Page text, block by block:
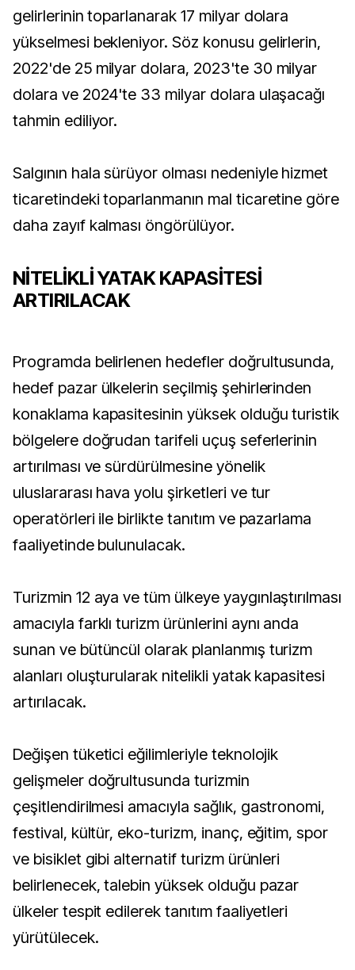
gelirlerinin toparlanarak 17 milyar dolara
yükselmesi bekleniyor. Söz konusu gelirlerin,
2022'de 25 milyar dolara, 2023'te 30 milyar
dolara ve 2024'te 33 milyar dolara ulaşacağı
tahmin ediliyor.
Salgının hala sürüyor olması nedeniyle hizmet
ticaretindeki toparlanmanın mal ticaretine göre
daha zayıf kalması öngörülüyor.
NİTELİKLİ YATAK KAPASİTESİ
ARTIRILACAK
Programda belirlenen hedefler doğrultusunda,
hedef pazar ülkelerin seçilmiş şehirlerinden
konaklama kapasitesinin yüksek olduğu turistik
bölgelere doğrudan tarifeli uçuş seferlerinin
artırılması ve sürdürülmesine yönelik
uluslararası hava yolu şirketleri ve tur
operatörleri ile birlikte tanıtım ve pazarlama
faaliyetinde bulunulacak.
Turizmin 12 aya ve tüm ülkeye yaygınlaştırılması
amacıyla farklı turizm ürünlerini aynı anda
sunan ve bütüncül olarak planlanmış turizm
alanları oluşturularak nitelikli yatak kapasitesi
artırılacak.
Değişen tüketici eğilimleriyle teknolojik
gelişmeler doğrultusunda turizmin
çeşitlendirilmesi amacıyla sağlık, gastronomi,
festival, kültür, eko-turizm, inanç, eğitim, spor
ve bisiklet gibi alternatif turizm ürünleri
belirlenecek, talebin yüksek olduğu pazar
ülkeler tespit edilerek tanıtım faaliyetleri
yürütülecek.